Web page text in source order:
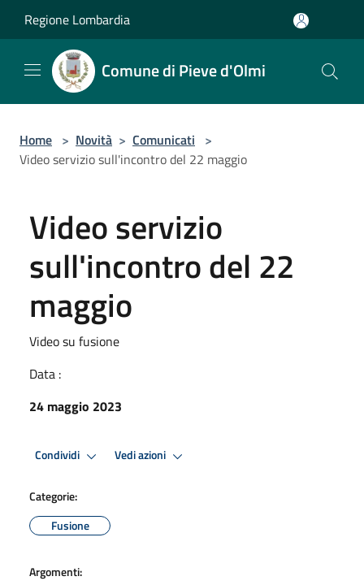
Regione Lombardia
Comune di Pieve d'Olmi
Home > Novità > Comunicati >
Video servizio sull'incontro del 22 maggio
Video servizio
sull'incontro del 22
maggio
Video su fusione
Data :
24 maggio 2023
Condividi Vedi azioni
Categorie:
Fusione
Argomenti: